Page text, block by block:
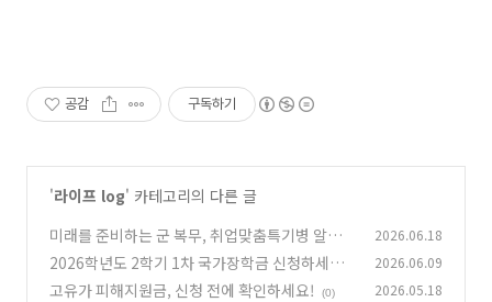
공감 구독하기
'라이프 log' 카테고리의 다른 글
미래를 준비하는 군 복무, 취업맞춤특기병 알아
보기 (0)
2026.06.18
2026학년도 2학기 1차 국가장학금 신청하세요!
(0)
2026.06.09
고유가 피해지원금, 신청 전에 확인하세요! (0) 2026.05.18